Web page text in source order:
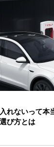
れないって本
び方とは